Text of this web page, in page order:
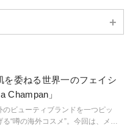
を委ねる世界一のフェイシ
Champan」
ビューティブランドを一つピッ
“噂の海外コスメ”。今回は、メー